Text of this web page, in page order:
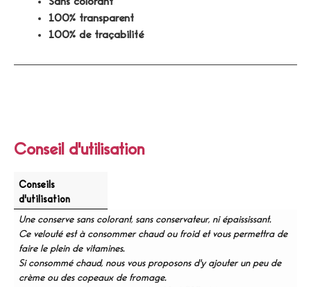
Conseil d'utilisation
Conseils
d'utilisation
Une conserve sans colorant, sans conservateur, ni épaississant.
Ce velouté est à consommer chaud ou froid et vous permettra de
faire le plein de vitamines.
Si consommé chaud, nous vous proposons d'y ajouter un peu de
crème ou des copeaux de fromage.
100% transparent
100% de traçabilité